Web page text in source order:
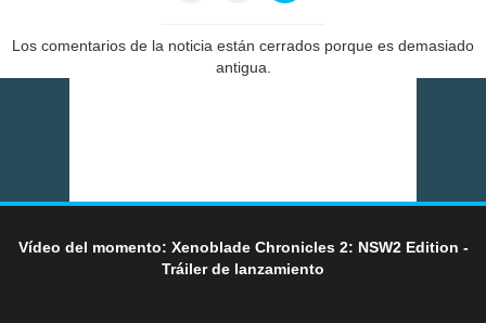
Los comentarios de la noticia están cerrados porque es demasiado
antigua.
Vídeo del momento: Xenoblade Chronicles 2: NSW2 Edition -
Tráiler de lanzamiento